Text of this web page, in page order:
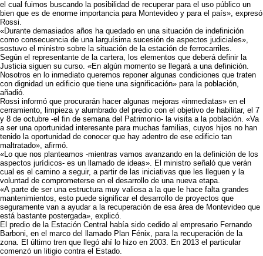
el cual fuimos buscando la posibilidad de recuperar para el uso público un
bien que es de enorme importancia para Montevideo y para el país», expresó
Rossi.
«Durante demasiados años ha quedado en una situación de indefinición
como consecuencia de una larguísima sucesión de aspectos judiciales»,
sostuvo el ministro sobre la situación de la estación de ferrocarriles.
Según el representante de la cartera, los elementos que deberá definir la
Justicia siguen su curso. «En algún momento se llegará a una definición.
Nosotros en lo inmediato queremos reponer algunas condiciones que traten
con dignidad un edificio que tiene una significación» para la población,
añadió.
Rossi informó que procurarán hacer algunas mejoras «inmediatas» en el
cerramiento, limpieza y alumbrado del predio con el objetivo de habilitar, el 7
y 8 de octubre -el fin de semana del Patrimonio- la visita a la población. «Va
a ser una oportunidad interesante para muchas familias, cuyos hijos no han
tenido la oportunidad de conocer que hay adentro de ese edificio tan
maltratado», afirmó.
«Lo que nos planteamos -mientras vamos avanzando en la definición de los
aspectos jurídicos- es un llamado de ideas». El ministro señaló que verán
cual es el camino a seguir, a partir de las iniciativas que les lleguen y la
voluntad de comprometerse en el desarrollo de una nueva etapa.
«A parte de ser una estructura muy valiosa a la que le hace falta grandes
mantenimientos, esto puede significar el desarrollo de proyectos que
seguramente van a ayudar a la recuperación de esa área de Montevideo que
está bastante postergada», explicó.
El predio de la Estación Central había sido cedido al empresario Fernando
Barboni, en el marco del llamado Plan Fénix, para la recuperación de la
zona. El último tren que llegó ahí lo hizo en 2003. En 2013 el particular
comenzó un litigio contra el Estado.